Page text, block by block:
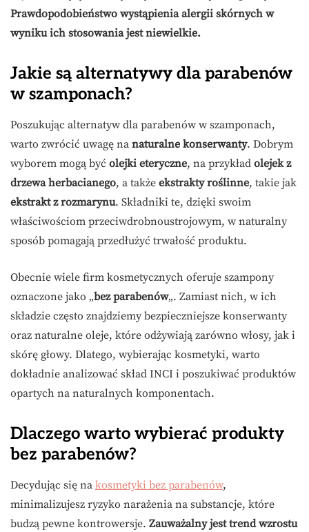
Prawdopodobieństwo wystąpienia alergii skórnych w
wyniku ich stosowania jest niewielkie.
Jakie są alternatywy dla parabenów
w szamponach?
Poszukując alternatyw dla parabenów w szamponach,
warto zwrócić uwagę na naturalne konserwanty. Dobrym
wyborem mogą być olejki eteryczne, na przykład olejek z
drzewa herbacianego, a także ekstrakty roślinne, takie jak
ekstrakt z rozmarynu. Składniki te, dzięki swoim
właściwościom przeciwdrobnoustrojowym, w naturalny
sposób pomagają przedłużyć trwałość produktu.
Obecnie wiele firm kosmetycznych oferuje szampony
oznaczone jako „bez parabenów„. Zamiast nich, w ich
składzie często znajdziemy bezpieczniejsze konserwanty
oraz naturalne oleje, które odżywiają zarówno włosy, jak i
skórę głowy. Dlatego, wybierając kosmetyki, warto
dokładnie analizować skład INCI i poszukiwać produktów
opartych na naturalnych komponentach.
Dlaczego warto wybierać produkty
bez parabenów?
Decydując się na kosmetyki bez parabenów,
minimalizujesz ryzyko narażenia na substancje, które
budzą pewne kontrowersje. Zauważalny jest trend wzrostu